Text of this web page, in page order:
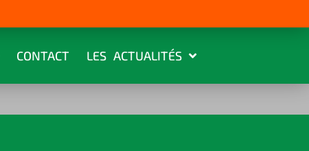
CONTACT LES ACTUALITÉS